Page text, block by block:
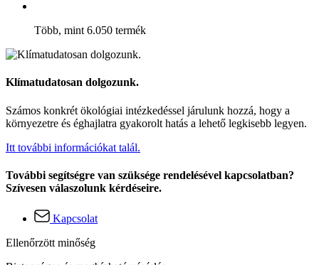
Több, mint 6.050 termék
Klímatudatosan dolgozunk.
Számos konkrét ökológiai intézkedéssel járulunk hozzá, hogy a
környezetre és éghajlatra gyakorolt hatás a lehető legkisebb legyen.
Itt további információkat talál.
További segítségre van szüksége rendelésével kapcsolatban?
Szívesen válaszolunk kérdéseire.
Kapcsolat
Ellenőrzött minőség